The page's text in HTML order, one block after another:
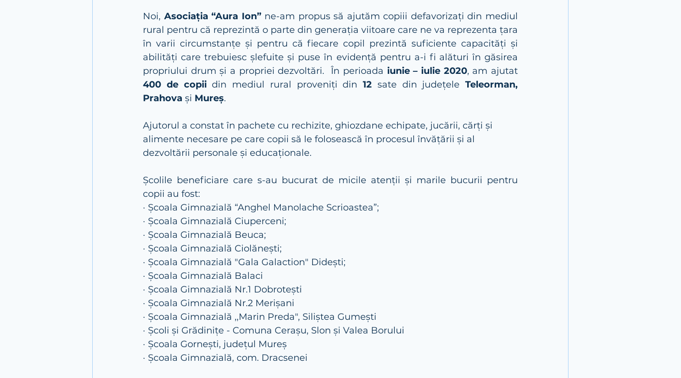
Noi, Asociația “Aura Ion” ne-am propus să ajutăm copiii defavorizați din mediul
rural pentru că reprezintă o parte din generația viitoare care ne va reprezenta țara
în varii circumstanțe și pentru că fiecare copil prezintă suficiente capacități și
abilități care trebuiesc șlefuite și puse în evidență pentru a-i fi alături în găsirea
propriului drum și a propriei dezvoltări.  În perioada iunie – iulie 2020
400 de copii din mediul rural proveniți din 12 sate din județele Teleorman,
Prahova și Mureș.
Ajutorul a constat în pachete cu rechizite, ghiozdane echipate, jucării, cărți și
alimente necesare pe care copii să le folosească în procesul învățării și al
dezvoltării personale și educaționale.
Școlile beneficiare care s-au bucurat de micile atenții și marile bucurii pentru
copii au fost:
· Școala Gimnazială “Anghel Manolache Scrioastea”;
· Școala Gimnazială Ciuperceni;
· Școala Gimnazială Beuca;
· Școala Gimnazială Ciolănești;
· Școala Gimnazială "Gala Galaction" Didești;
· Școala Gimnazială Balaci
· Școala Gimnazială Nr.1 Dobrotești
· Școala Gimnazială Nr.2 Merișani
· Școala Gimnazială ,,Marin Preda", Siliștea Gumești
· Școli și Grădinițe - Comuna Cerașu, Slon și Valea Borului
· Școala Gornești, județul Mureș
· Școala Gimnazială, com. Dracsenei